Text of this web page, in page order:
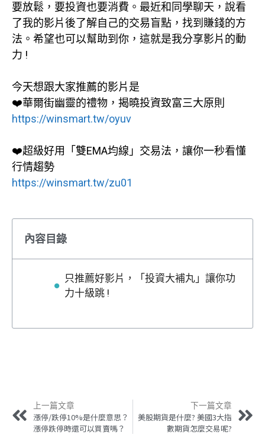
要放鬆，要投資也要消費。最近和同學聊天，說看
了我的影片後了解自己的交易盲點，找到賺錢的方
法。希望也可以幫助到你，這就是我分享影片的動
力 !
今天想跟大家推薦的影片是
❤️華爾街幽靈的禮物，揭曉投資致富三大原則
https://winsmart.tw/oyuv
❤️超級好用「雙EMA均線」交易法，讓你一秒看懂
行情趨勢
https://winsmart.tw/zu01
內容目錄
只推薦好影片，「投資大補丸」讓你功
力十級跳 !
上一篇文章
漲停/跌停10%是什麼意思？
漲停跌停時還可以買賣嗎？
下一篇文章
美股期貨是什麼? 美國3大指
數期貨怎麼交易呢?